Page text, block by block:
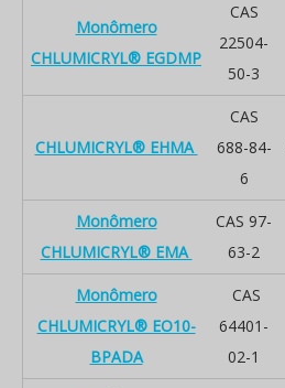
Monômero
CHLUMICRYL® EGDMP
CAS
22504-
50-3
CHLUMICRYL® EHMA
CAS
688-84-
6
Monômero
CHLUMICRYL® EMA
CAS 97-
63-2
Monômero
CHLUMICRYL® EO10-
BPADA
CAS
64401-
02-1